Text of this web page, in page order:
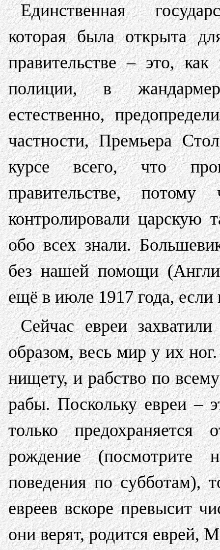
Единственная
которая была открыта
правительстве – это,
полиции, в
естественно,
частности, Премьера
курсе всего, что
правительстве,
контролировали
обо всех знали.
без нашей помощи
ещё в июле 1917 года, если
Сейчас евреи
образом, весь мир у их
нищету, и рабство по
рабы. Поскольку евреи –
только
рождение (посмотрите
поведения по субботам),
евреев вскоре превысит
они верят, родится еврей,